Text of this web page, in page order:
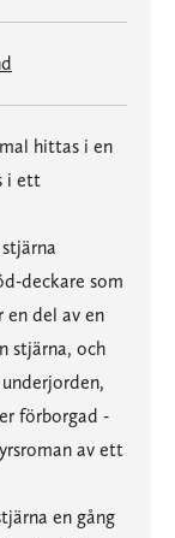
hittas i en
i ett
deckare som
en del av en
stjärna, och
förborgad -
av ett
en gång